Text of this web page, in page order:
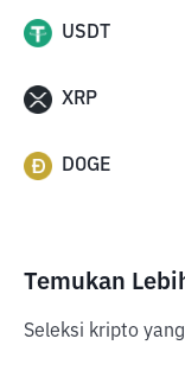
USDT
XRP
DOGE
Temukan
Seleksi kripto